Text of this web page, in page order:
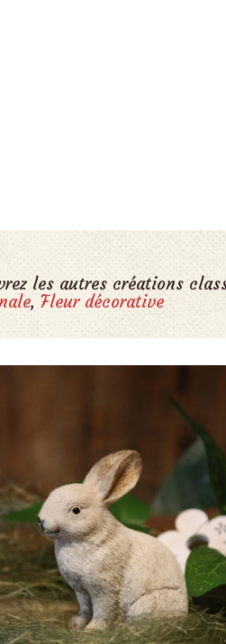
les autres créations
, Fleur décorative